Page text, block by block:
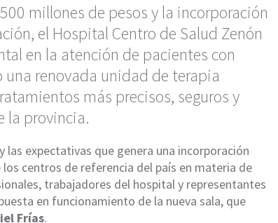
millones de pesos y la incorporación
el Hospital Centro de Salud Zenón
en la atención de pacientes con
renovada unidad de terapia
más precisos, seguros y
la provincia.
expectativas que genera una incorporación
centros de referencia del país en materia de
trabajadores del hospital y representantes
en funcionamiento de la nueva sala, que
Frías.